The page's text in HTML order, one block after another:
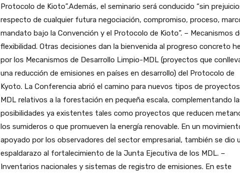
Protocolo de Kioto”.Además, el seminario será conducido “sin
respecto de cualquier futura negociación, compromiso, proceso,
mandato bajo la Convención y el Protocolo de Kioto”. – Mecanismos
flexibilidad. Otras decisiones dan la bienvenida al progreso concreto
por los Mecanismos de Desarrollo Limpio-MDL (proyectos que
una reducción de emisiones en países en desarrollo) del Protocolo de
Kyoto. La Conferencia abrió el camino para nuevos tipos de
MDL relativos a la forestación en pequeña escala, complementando
posibilidades ya existentes tales como proyectos que reducen
los sumideros o que promueven la energía renovable. En un
apoyado por los observadores del sector empresarial, también se dio
espaldarazo al fortalecimiento de la Junta Ejecutiva de los MDL. –
Inventarios nacionales y sistemas de registro de emisiones. En este